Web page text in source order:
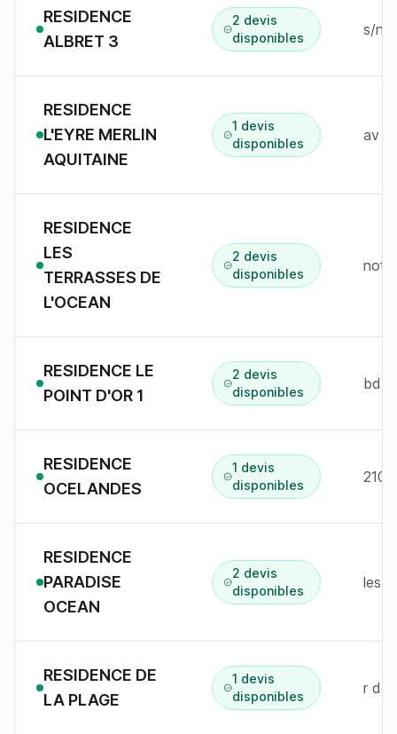
RESIDENCE
ALBRET 3
2 devis
disponibles
s/n
RESIDENCE
L'EYRE MERLIN
AQUITAINE
1 devis
disponibles
RESIDENCE
LES
TERRASSES DE
L'OCEAN
2 devis
disponibles
RESIDENCE LE
POINT D'OR 1
2 devis
disponibles
RESIDENCE
OCELANDES
1 devis
disponibles
RESIDENCE
PARADISE
OCEAN
2 devis
disponibles
les
RESIDENCE DE
LA PLAGE
1 devis
disponibles
r de